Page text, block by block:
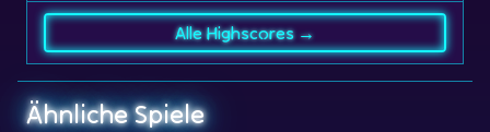
Alle Highscores →
Ähnliche Spiele